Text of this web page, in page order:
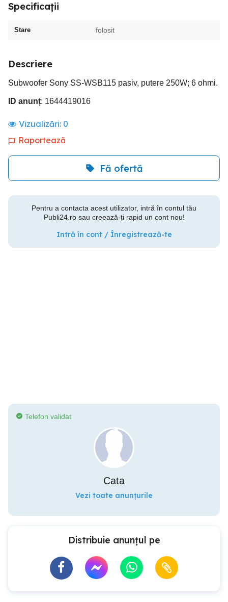
Specificații
Stare folosit
Descriere
Subwoofer Sony SS-WSB115 pasiv, putere 250W; 6 ohmi.
ID anunț: 1644419016
Vizualizări: 0
Raportează
Fă ofertă
Pentru a contacta acest utilizator, intră în contul tău
Publi24.ro sau creează-ți rapid un cont nou!
Intră în cont / Înregistrează-te
Telefon validat
Cata
Vezi toate anunțurile
Distribuie anunțul pe